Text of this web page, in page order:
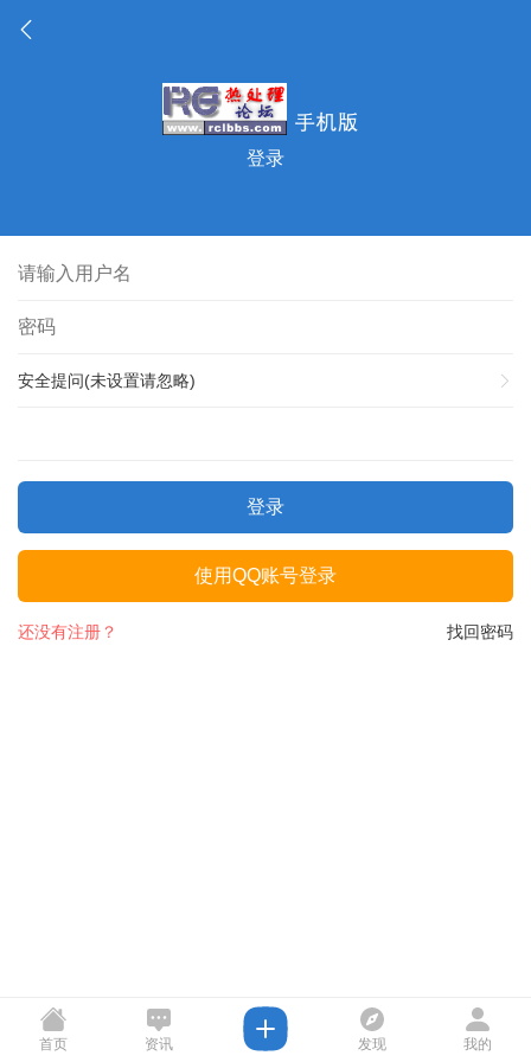
登录
安全提问(未设置请忽略)
登录
使用QQ账号登录
找回密码
还没有注册？
首页 资讯 发现 我的